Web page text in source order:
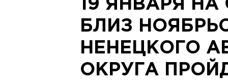
19 ЯНВАРЯ НА
БЛИЗ
НЕНЕЦКОГО
ОКРУГА